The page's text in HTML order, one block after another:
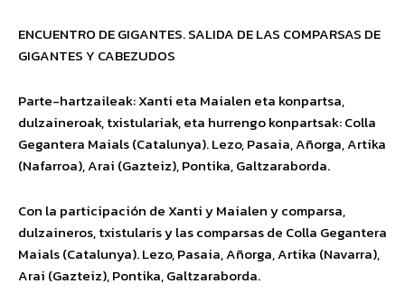
ENCUENTRO DE GIGANTES. SALIDA DE LAS COMPARSAS DE
GIGANTES Y CABEZUDOS
Parte-hartzaileak: Xanti eta Maialen eta konpartsa,
dulzaineroak, txistulariak, eta hurrengo konpartsak: Colla
Gegantera Maials (Catalunya). Lezo, Pasaia, Añorga, Artika
(Nafarroa), Arai (Gazteiz), Pontika, Galtzaraborda.
Con la participación de Xanti y Maialen y comparsa,
dulzaineros, txistularis y las comparsas de Colla Gegantera
Maials (Catalunya). Lezo, Pasaia, Añorga, Artika (Navarra),
Arai (Gazteiz), Pontika, Galtzaraborda.